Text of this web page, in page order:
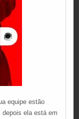
equipe estão
ela está em